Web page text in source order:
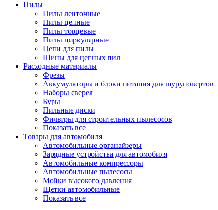
Пилы
Пилы ленточные
Пилы цепные
Пилы торцевые
Пилы циркулярные
Цепи для пилы
Шины для цепных пил
Расходные материалы
Фрезы
Аккумуляторы и блоки питания для шуруповертов
Наборы сверел
Буры
Пильные диски
Фильтры для строительных пылесосов
Показать все
Товары для автомобиля
Автомобильные органайзеры
Зарядные устройства для автомобиля
Автомобильные компрессоры
Автомобильные пылесосы
Мойки высокого давления
Щетки автомобильные
Показать все